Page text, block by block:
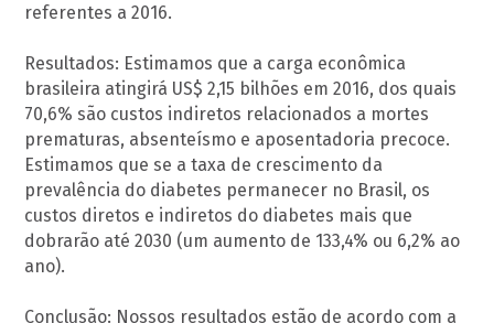
referentes a 2016.
Resultados: Estimamos que a carga econômica
brasileira atingirá US$ 2,15 bilhões em 2016, dos quais
70,6% são custos indiretos relacionados a mortes
prematuras, absenteísmo e aposentadoria precoce.
Estimamos que se a taxa de crescimento da
prevalência do diabetes permanecer no Brasil, os
custos diretos e indiretos do diabetes mais que
dobrarão até 2030 (um aumento de 133,4% ou 6,2% ao
ano).
Conclusão: Nossos resultados estão de acordo com a